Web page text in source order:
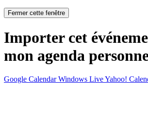
Fermer cette fenêtre
Importer cet
mon agenda
Google Calendar Windows LiveYahoo!